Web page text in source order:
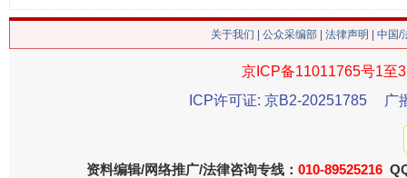
关于我们 公众采编部 法律声明 | 中国
京ICP备11011765号1至
ICP许可证: 京B2-20251785
广
资料编辑/网络推广/法律咨询专线： 010-89525216